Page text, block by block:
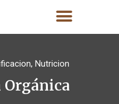
, Nutricion